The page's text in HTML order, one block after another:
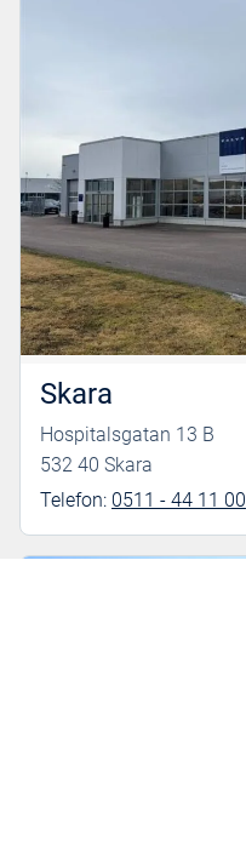
Skara
Hospitalsgatan 13 B
532 40 Skara
Telefon: 0511 - 44 11 00